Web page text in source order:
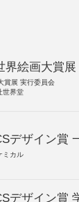
界絵画大賞展
賞展 実行委員会
世界堂
デザイン賞
ミカル
デザイン賞